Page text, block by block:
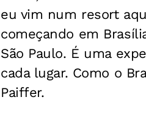
eu vim num resort
começando em
São Paulo. É uma
cada lugar. Como o
Paiffer.